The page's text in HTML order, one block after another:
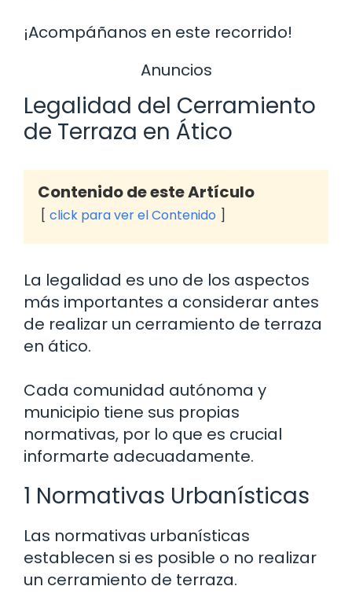
¡Acompáñanos en este recorrido!
Anuncios
Legalidad del Cerramiento
de Terraza en Ático
Contenido de este Artículo
click para ver el Contenido
La legalidad es uno de los aspectos
más importantes a considerar antes
de realizar un cerramiento de terraza
en ático.
Cada comunidad autónoma y
municipio tiene sus propias
normativas, por lo que es crucial
informarte adecuadamente.
1 Normativas Urbanísticas
Las normativas urbanísticas
establecen si es posible o no realizar
un cerramiento de terraza.